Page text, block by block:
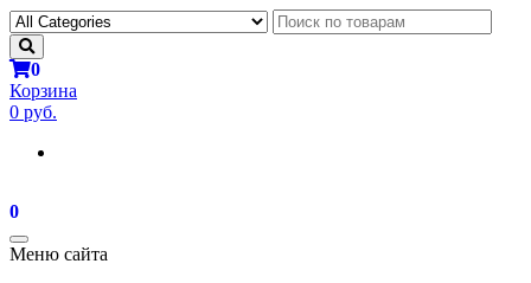
0
Корзина
0 руб.
0
Toggle
navigation
Меню сайта